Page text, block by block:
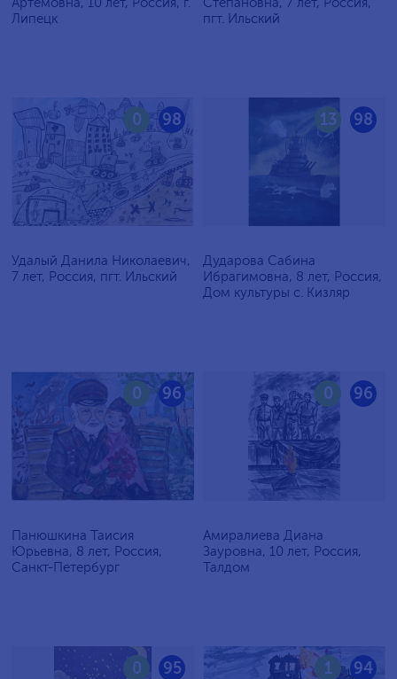
Липецк
пгт. Ильский
98
0
Удалый Данила Николаевич,
7 лет, Россия, пгт. Ильский
98
13
Дударова Сабина
Ибрагимовна, 8 лет, Россия,
Дом культуры с. Кизляр
96
0
Панюшкина Таисия
Юрьевна, 8 лет, Россия,
Санкт-Петербург
96
0
Амиралиева Диана
Зауровна, 10 лет, Россия,
Талдом
95
0 94
1